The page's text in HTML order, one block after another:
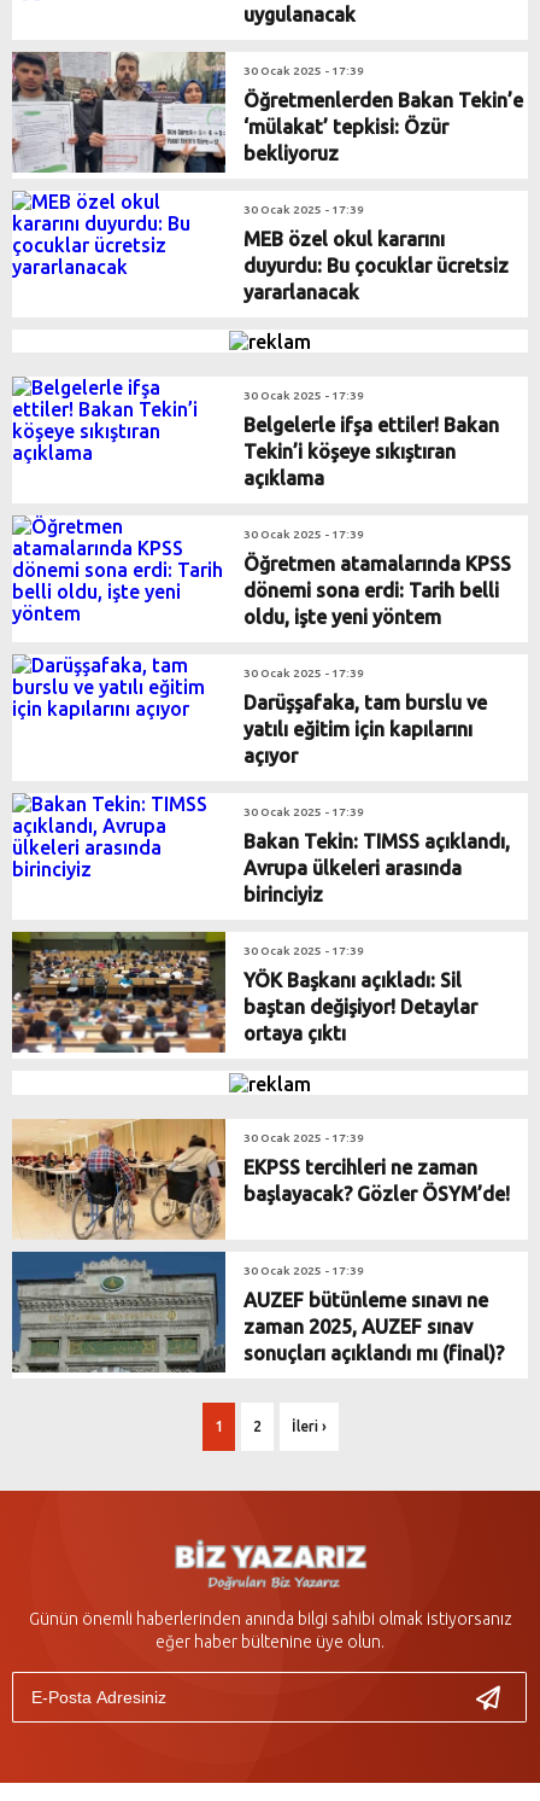
uygulanacak
30 Ocak 2025 - 17:39
Öğretmenlerden Bakan Tekin’e
‘mülakat’ tepkisi: Özür
bekliyoruz
30 Ocak 2025 - 17:39
MEB özel okul kararını
duyurdu: Bu çocuklar ücretsiz
yararlanacak
30 Ocak 2025 - 17:39
Belgelerle ifşa ettiler! Bakan
Tekin’i köşeye sıkıştıran
açıklama
30 Ocak 2025 - 17:39
Öğretmen atamalarında KPSS
dönemi sona erdi: Tarih belli
oldu, işte yeni yöntem
30 Ocak 2025 - 17:39
Darüşşafaka, tam burslu ve
yatılı eğitim için kapılarını
açıyor
30 Ocak 2025 - 17:39
Bakan Tekin: TIMSS açıklandı,
Avrupa ülkeleri arasında
birinciyiz
30 Ocak 2025 - 17:39
YÖK Başkanı açıkladı: Sil
baştan değişiyor! Detaylar
ortaya çıktı
30 Ocak 2025 - 17:39
EKPSS tercihleri ne zaman
başlayacak? Gözler ÖSYM’de!
30 Ocak 2025 - 17:39
AUZEF bütünleme sınavı ne
zaman 2025, AUZEF sınav
sonuçları açıklandı mı (final)?
1 2 İleri ›
Günün önemli haberlerinden anında bilgi sahibi olmak istiyorsanız
eğer haber bültenine üye olun.